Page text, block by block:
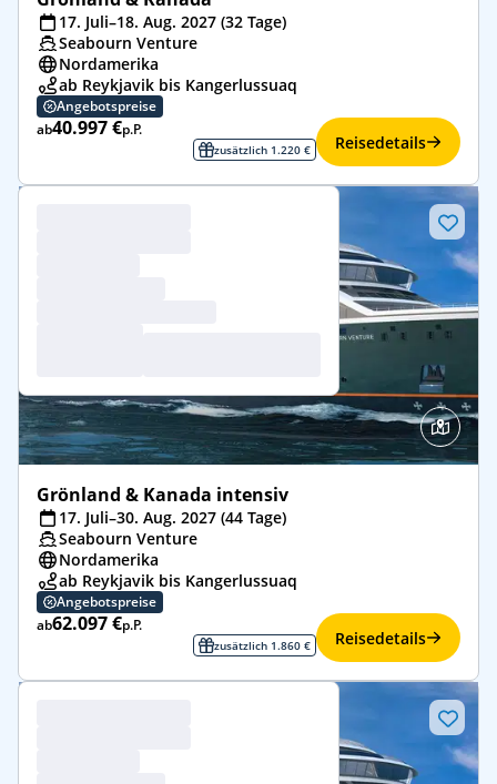
17. Juli–18. Aug. 2027 (32 Tage)
Seabourn Venture
Nordamerika
ab Reykjavik bis Kangerlussuaq
Angebotspreise
ab40.997 €p.P.
zusätzlich 1.220 € Reisedetails
Grönland & Kanada intensiv
17. Juli–30. Aug. 2027 (44 Tage)
Seabourn Venture
Nordamerika
ab Reykjavik bis Kangerlussuaq
Angebotspreise
ab62.097 €p.P.
zusätzlich 1.860 € Reisedetails